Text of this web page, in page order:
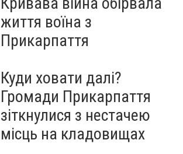
життя воїна з
Прикарпаття
Куди ховати далі?
Громади Прикарпаття
зіткнулися з нестачею
місць на кладовищах